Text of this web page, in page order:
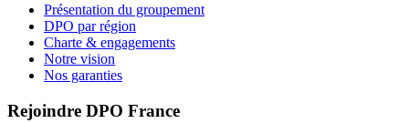
Présentation du groupement
DPO par région
Charte & engagements
Notre vision
Nos garanties
Rejoindre DPO France